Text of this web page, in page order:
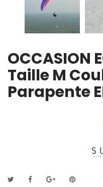
OCCASION
Taille M
Parapente